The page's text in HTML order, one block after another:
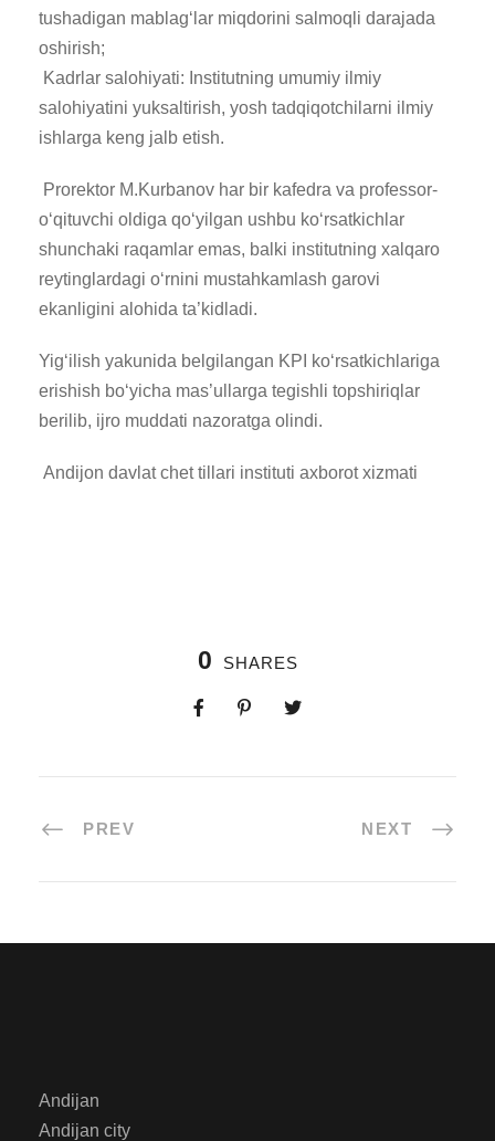
tushadigan mablag‘lar miqdorini salmoqli darajada
oshirish;
Kadrlar salohiyati: Institutning umumiy ilmiy
salohiyatini yuksaltirish, yosh tadqiqotchilarni ilmiy
ishlarga keng jalb etish.
​Prorektor M.Kurbanov har bir kafedra va professor-
o‘qituvchi oldiga qo‘yilgan ushbu ko‘rsatkichlar
shunchaki raqamlar emas, balki institutning xalqaro
reytinglardagi o‘rnini mustahkamlash garovi
ekanligini alohida ta’kidladi.
​Yig‘ilish yakunida belgilangan KPI ko‘rsatkichlariga
erishish bo‘yicha mas’ullarga tegishli topshiriqlar
berilib, ijro muddati nazoratga olindi.
Andijon davlat chet tillari instituti axborot xizmati
0 SHARES
PREV NEXT
Andijan
Andijan city